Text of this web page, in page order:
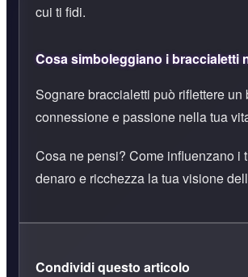
cui ti fidi.
Cosa simboleggiano i braccialetti
Sognare braccialetti può riflettere un
connessione e passione nella tua
Cosa ne pensi? Come influenzano i
denaro e ricchezza la tua visione
Condividi questo articolo